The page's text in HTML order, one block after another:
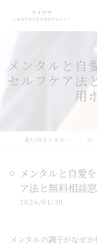
メンタルと自
セルフケア法
用
占いのメンタルサポートならライデザ コラム
メンタルと自愛
ア法と無料相談
2026/01/20
メンタルの調子がなぜ